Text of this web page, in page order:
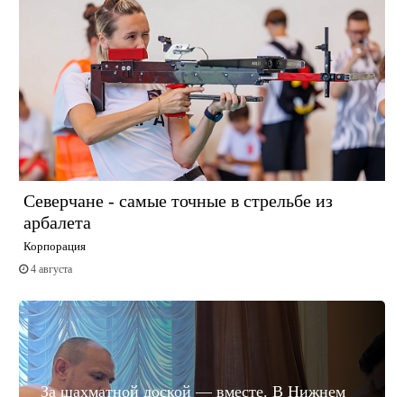
Северчане - самые точные в стрельбе из
арбалета
Корпорация
4 августа
За шахматной доской — вместе. В Нижнем